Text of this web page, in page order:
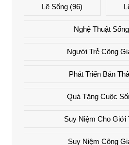
Lẽ Sống (96)
Nghệ Thuật Sống
Người Trẻ Công
Phát Triển Bản
Quà Tặng Cuộc
Suy Niệm Cho Giới
Suy Niệm Công